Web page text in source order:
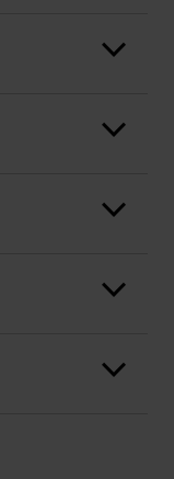
rozwiązań
oraz sekcji